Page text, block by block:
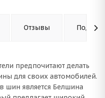
Отзывы
предпочитают делать
для своих автомобилей.
шин является Белшина